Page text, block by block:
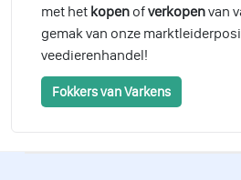
met het kopen ofverkopenvan
gemak van onze
veedierenhandel!
Fokkers van Varkens